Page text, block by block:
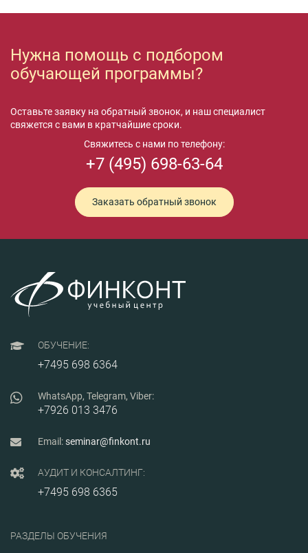
Нужна помощь с подбором
обучающей программы?
Оставьте заявку на обратный звонок, и наш специалист
свяжется с вами в кратчайшие сроки.
Свяжитесь с нами по телефону:
+7 (495) 698-63-64
Заказать обратный звонок
ОБУЧЕНИЕ:
+7495 698 6364
WhatsApp, Telegram, Viber:
+7926 013 3476
Email:seminar@finkont.ru
АУДИТ И КОНСАЛТИНГ:
+7495 698 6365
РАЗДЕЛЫ ОБУЧЕНИЯ